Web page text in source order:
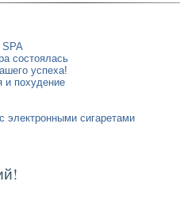
состоялась
успеха!
и похудение
электронными сигаретами